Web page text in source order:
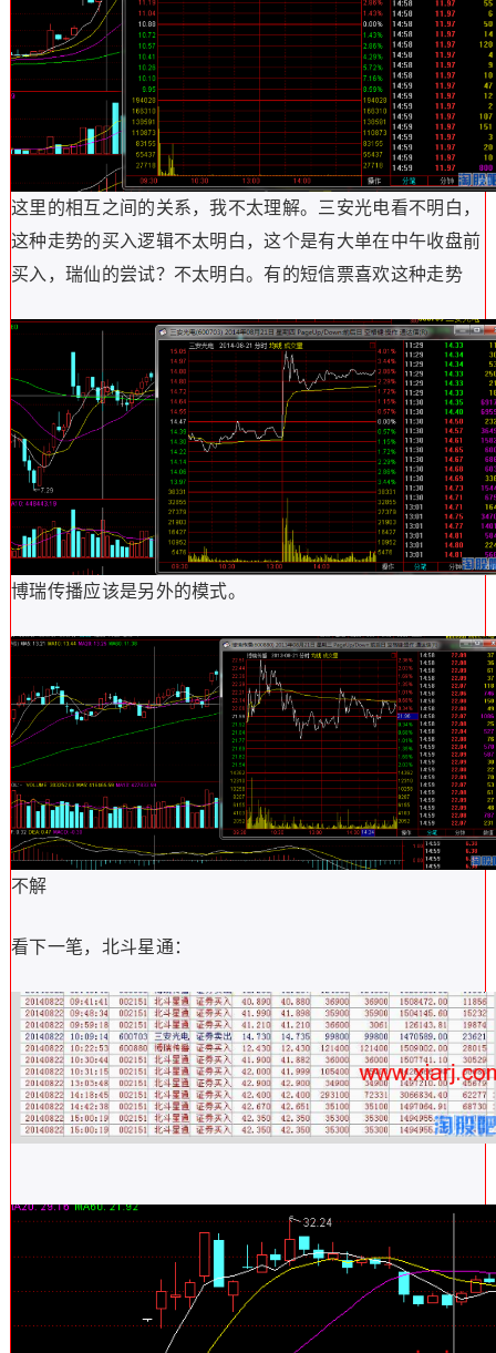
这里的相互之间的关系，我不太理解。三安光电看不明白，
这种走势的买入逻辑不太明白，这个是有大单在中午收盘前
买入，瑞仙的尝试？不太明白。有的短信票喜欢这种走势
博瑞传播应该是另外的模式。
不解
看下一笔，北斗星通：